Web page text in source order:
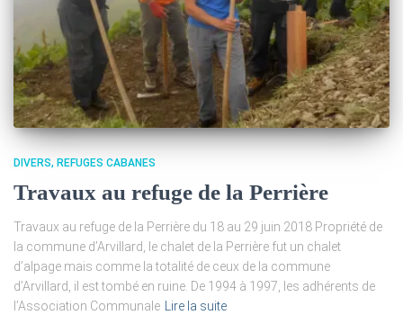
DIVERS REFUGES CABANES
Travaux au refuge de la Perrière
Travaux au refuge de la Perrière du 18 au 29 juin 2018 Propriété de
la commune d’Arvillard, le chalet de la Perrière fut un chalet
d’alpage mais comme la totalité de ceux de la commune
d’Arvillard, il est tombé en ruine. De 1994 à 1997, les adhérents de
l’Association Communale Lire la suite